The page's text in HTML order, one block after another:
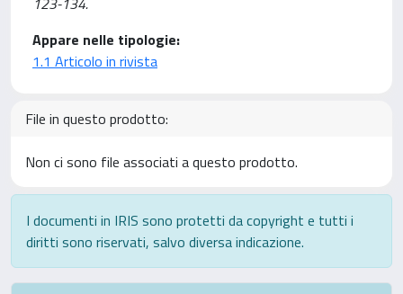
Appare nelle tipologie:
1.1 Articolo in rivista
File in questo prodotto:
Non ci sono file associati a questo prodotto.
I documenti in IRIS sono protetti da copyright e tutti i
diritti sono riservati, salvo diversa indicazione.